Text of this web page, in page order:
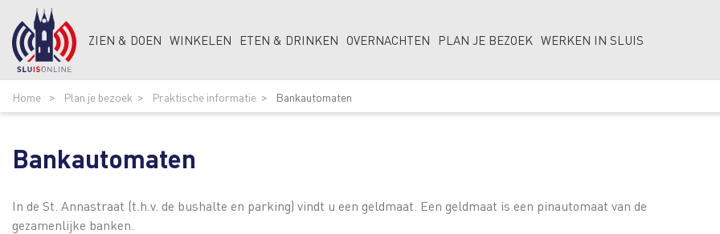
ZIEN & DOEN WINKELEN ETEN & DRINKEN OVERNACHTEN PLAN JE BEZOEK WERKEN IN SLUIS
Home Plan je bezoek Praktische informatie Bankautomaten
Bankautomaten
In de St. Annastraat (t.h.v. de bushalte en parking) vindt u een geldmaat. Een geldmaat is een pinautomaat van de
gezamenlijke banken.